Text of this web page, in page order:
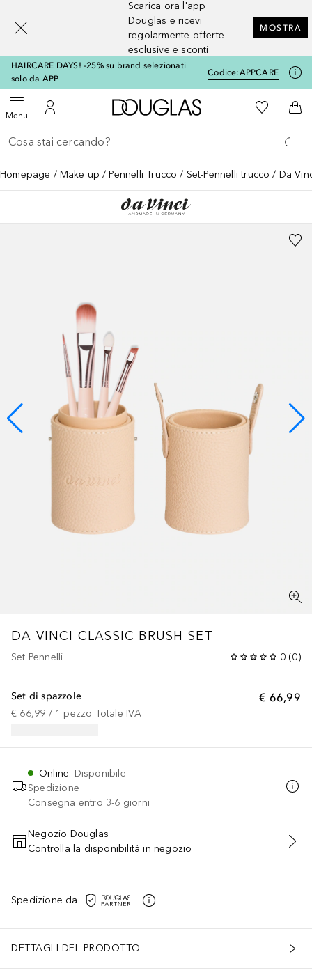
Scarica ora l'app
Douglas e ricevi
regolarmente offerte
esclusive e sconti
MOSTRA
HAIRCARE DAYS! -25% su brand selezionati
solo da APP
Codice:APPCARE
MenuApri menuAl Mio Account
A Douglas HomeAlla Mia
Al
Torna indietro
Esegui ricerca
Homepage Make up Pennelli Trucco Set-Pennelli trucco Da
DA VINCI CLASSIC BRUSH SET
Set Pennelli 0 (0)
€ 66,99
Set di spazzole
€ 66,99 / 1 pezzo Totale IVA
Online: Disponibile
Spedizione
Consegna entro 3-6 giorni
AGGIUNGI AL CARRELLO
Negozio Douglas
Controlla la disponibilità in negozio
Spedizione da
DETTAGLI DEL PRODOTTO
[navigation.slideout.screenreader]